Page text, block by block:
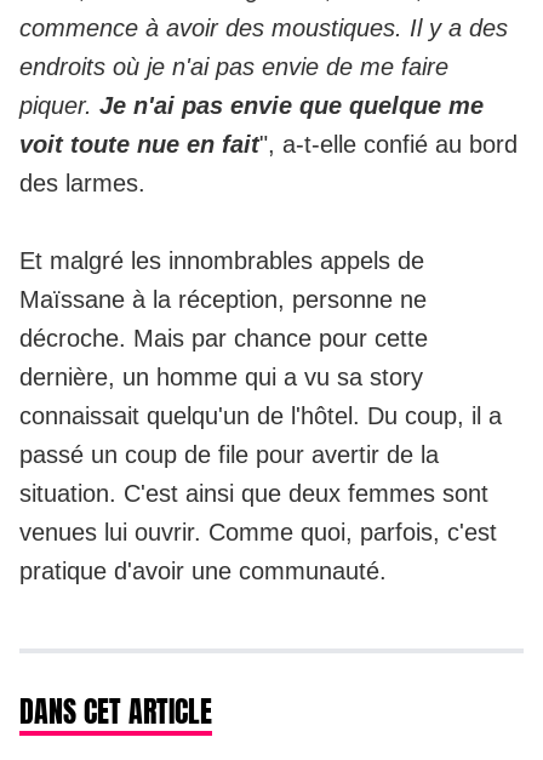
commence à avoir des moustiques. Il y a des
endroits où je n'ai pas envie de me faire
piquer. Je n'ai pas envie que quelque me
voit toute nue en fait", a-t-elle confié au bord
des larmes.
Et malgré les innombrables appels de
Maïssane à la réception, personne ne
décroche. Mais par chance pour cette
dernière, un homme qui a vu sa story
connaissait quelqu'un de l'hôtel. Du coup, il a
passé un coup de file pour avertir de la
situation. C'est ainsi que deux femmes sont
venues lui ouvrir. Comme quoi, parfois, c'est
pratique d'avoir une communauté.
DANS CET ARTICLE